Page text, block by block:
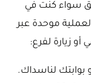
سواء كنت في
موحدة عبر
زيارة لفرع:
لناسداك.